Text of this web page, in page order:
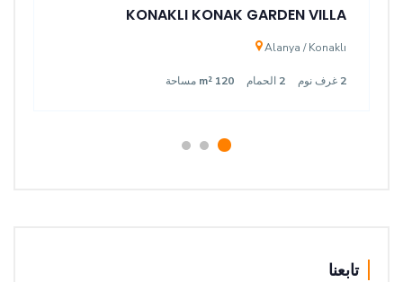
KONAKLI KONAK GARDEN VILLA
Alanya / Konaklı
2 غرف نوم 2 الحمام 120 m² مساحة
تابعنا